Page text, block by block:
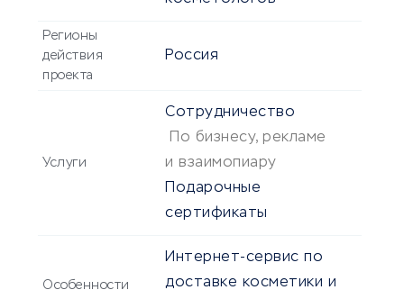
Регионы
действия
проекта
Россия
Услуги
Сотрудничество
По бизнесу, рекламе
и взаимопиару
Подарочные
сертификаты
Особенности
Интернет-сервис по
доставке косметики и